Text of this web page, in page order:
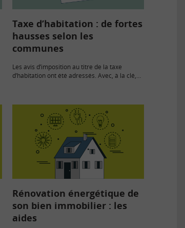
Taxe d’habitation : de fortes
hausses selon les
communes
Les avis d’imposition au titre de la taxe
d’habitation ont été adressés. Avec, à la clé,
Rénovation énergétique de
son bien immobilier : les
aides